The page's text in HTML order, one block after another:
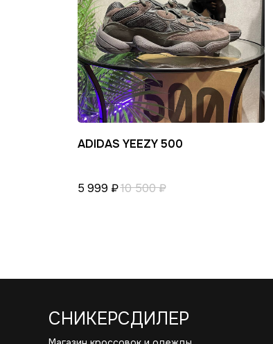
ADIDAS YEEZY 500
5 999 ₽10 500₽